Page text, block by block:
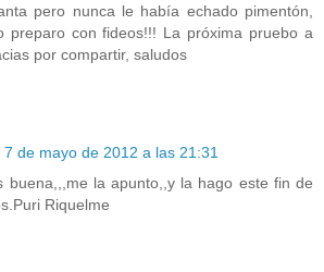
pero nunca le había echado pimentón,
preparo con fideos!!! La próxima pruebo a
por compartir, saludos
7 de mayo de 2012 a las 21:31
buena,,,me la apunto,,y la hago este fin de
Riquelme